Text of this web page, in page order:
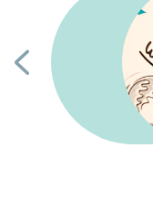
Vorherige